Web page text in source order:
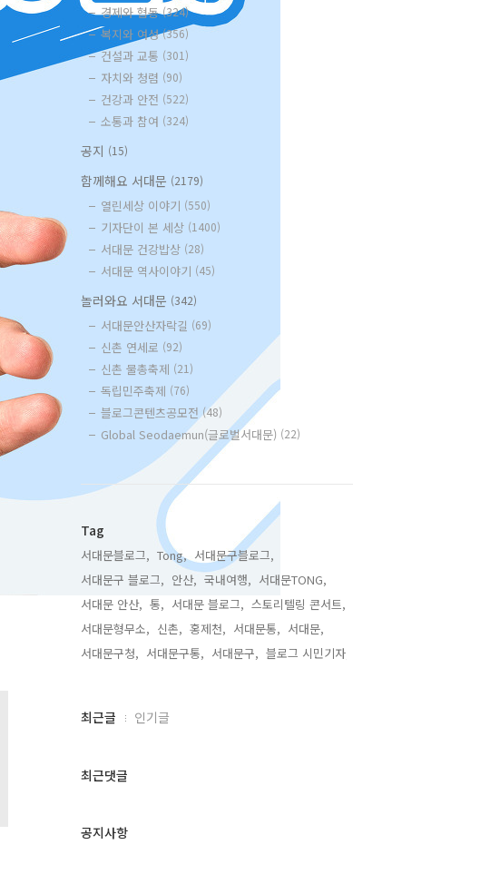
경제와 협동(324)
복지와 여성(356)
건설과 교통 (301)
자치와 청렴 (90)
건강과 안전 (522)
소통과 참여 (324)
공지 (15)
함께해요 서대문 (2179)
열린세상 이야기 (550)
기자단이 본 세상 (1400)
서대문 건강밥상 (28)
서대문 역사이야기 (45)
놀러와요 서대문 (342)
서대문안산자락길 (69)
신촌 연세로 (92)
신촌 물총축제 (21)
독립민주축제 (76)
블로그콘텐츠공모전(48)
Global Seodaemun(글로벌서대문) (22)
Tag
서대문블로그, Tong, 서대문구블로그,
서대문구 블로그, 안산, 국내여행, 서대문TONG,
서대문 안산, 통, 서대문 블로그, 스토리텔링 콘서트,
서대문형무소, 신촌, 홍제천, 서대문통, 서대문,
서대문구청, 서대문구통, 서대문구, 블로그 시민기자,
최
과
글
최근글 인기글
최근댓글
공지사항